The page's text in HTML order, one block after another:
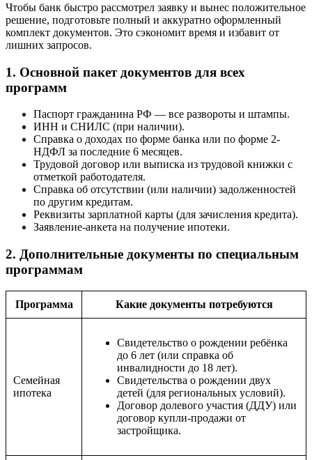
Чтобы банк быстро рассмотрел заявку и вынес положительное
решение, подготовьте полный и аккуратно оформленный
комплект документов. Это сэкономит время и избавит от
лишних запросов.
1. Основной пакет документов для всех
программ
Паспорт гражданина РФ — все развороты и штампы.
ИНН и СНИЛС (при наличии).
Справка о доходах по форме банка или по форме 2-
НДФЛ за последние 6 месяцев.
Трудовой договор или выписка из трудовой книжки с
отметкой работодателя.
Справка об отсутствии (или наличии) задолженностей
по другим кредитам.
Реквизиты зарплатной карты (для зачисления кредита).
Заявление-анкетa на получение ипотеки.
2. Дополнительные документы по специальным
программам
Программа Какие документы потребуются
Семейная
ипотека
Свидетельство о рождении ребёнка
до 6 лет (или справка об
инвалидности до 18 лет).
Свидетельства о рождении двух
детей (для региональных условий).
Договор долевого участия (ДДУ) или
договор купли-продажи от
застройщика.